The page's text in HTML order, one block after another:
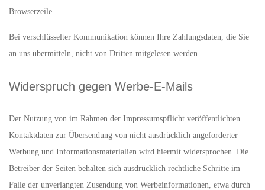
Browserzeile.
Bei verschlüsselter Kommunikation können Ihre Zahlungsdaten, die Sie
an uns übermitteln, nicht von Dritten mitgelesen werden.
Widerspruch gegen Werbe-E-Mails
Der Nutzung von im Rahmen der Impressumspflicht veröffentlichten
Kontaktdaten zur Übersendung von nicht ausdrücklich angeforderter
Werbung und Informationsmaterialien wird hiermit widersprochen. Die
Betreiber der Seiten behalten sich ausdrücklich rechtliche Schritte im
Falle der unverlangten Zusendung von Werbeinformationen, etwa durch